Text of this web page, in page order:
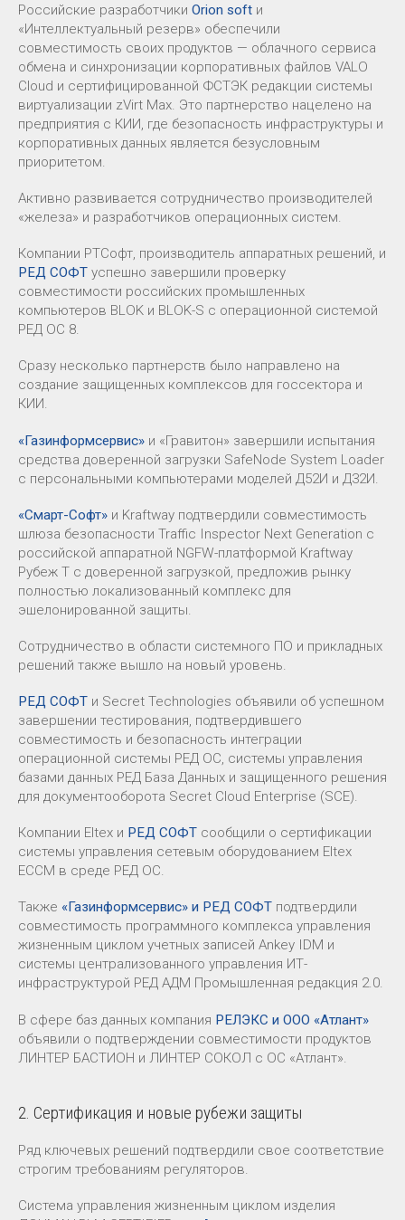
Российские разработчики Orion soft и
«Интеллектуальный резерв» обеспечили
совместимость своих продуктов — облачного сервиса
обмена и синхронизации корпоративных файлов VALO
Cloud и сертифицированной ФСТЭК редакции системы
виртуализации zVirt Max. Это партнерство нацелено на
предприятия с КИИ, где безопасность инфраструктуры и
корпоративных данных является безусловным
приоритетом.
Активно развивается сотрудничество производителей
«железа» и разработчиков операционных систем.
Компании РТСофт, производитель аппаратных решений, и
РЕД СОФТ успешно завершили проверку
совместимости российских промышленных
компьютеров BLOK и BLOK-S с операционной системой
РЕД ОС 8.
Сразу несколько партнерств было направлено на
создание защищенных комплексов для госсектора и
КИИ.
«Газинформсервис» и «Гравитон» завершили испытания
средства доверенной загрузки SafeNode System Loader
с персональными компьютерами моделей Д52И и Д32И.
«Смарт-Софт» и Kraftway подтвердили совместимость
шлюза безопасности Traffic Inspector Next Generation с
российской аппаратной NGFW-платформой Kraftway
Рубеж Т с доверенной загрузкой, предложив рынку
полностью локализованный комплекс для
эшелонированной защиты.
Сотрудничество в области системного ПО и прикладных
решений также вышло на новый уровень.
РЕД СОФТ и Secret Technologies объявили об успешном
завершении тестирования, подтвердившего
совместимость и безопасность интеграции
операционной системы РЕД ОС, системы управления
базами данных РЕД База Данных и защищенного решения
для документооборота Secret Cloud Enterprise (SCE).
Компании Eltex и РЕД СОФТ сообщили о сертификации
системы управления сетевым оборудованием Eltex
ECCM в среде РЕД ОС.
Также «Газинформсервис» и РЕД СОФТ подтвердили
совместимость программного комплекса управления
жизненным циклом учетных записей Ankey IDM и
системы централизованного управления ИТ-
инфраструктурой РЕД АДМ Промышленная редакция 2.0.
В сфере баз данных компания РЕЛЭКС и ООО «Атлант»
объявили о подтверждении совместимости продуктов
ЛИНТЕР БАСТИОН и ЛИНТЕР СОКОЛ с ОС «Атлант».
2. Сертификация и новые рубежи защиты
Ряд ключевых решений подтвердили свое соответствие
строгим требованиям регуляторов.
Система управления жизненным циклом изделия